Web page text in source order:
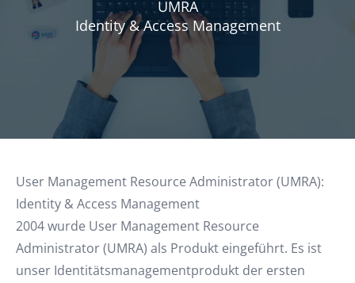
UMRA
Identity & Access Management
User Management Resource Administrator (UMRA):
Identity & Access Management
2004 wurde User Management Resource
Administrator (UMRA) als Produkt eingeführt. Es ist
unser Identitätsmanagementprodukt der ersten